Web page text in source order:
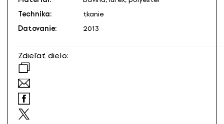
Technika:
tkanie
Datovanie:
2013
Zdieľať dielo: